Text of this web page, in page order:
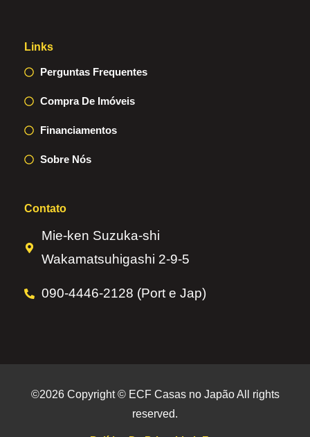
Links
Perguntas Frequentes
Compra De Imóveis
Financiamentos
Sobre Nós
Contato
Mie-ken Suzuka-shi
Wakamatsuhigashi 2-9-5
090-4446-2128 (Port e Jap)
©2026 Copyright © ECF Casas no Japão All rights
reserved.